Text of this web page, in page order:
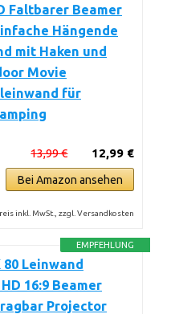
Faltbarer Beamer
Hängende
mit Haken und
Movie
für
12,99 €
13,99 €
Bei Amazon ansehen
inkl. MwSt., zzgl. Versandkosten
EMPFEHLUNG
80 Leinwand
16:9 Beamer
Projector